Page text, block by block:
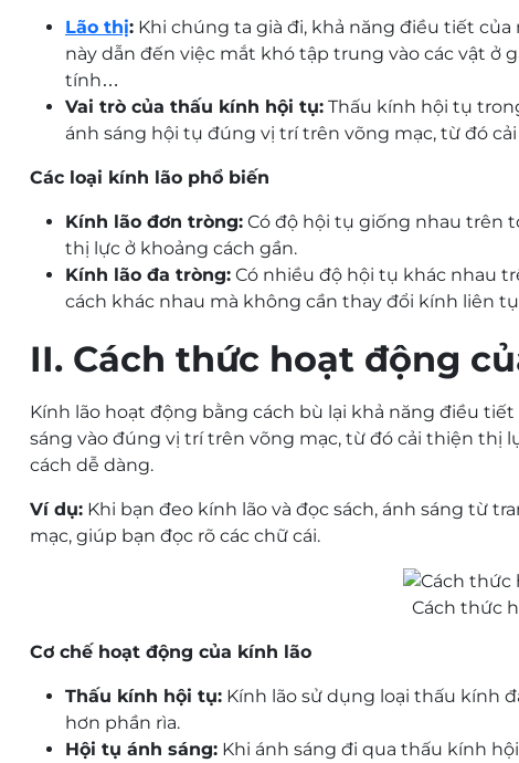
Lão thị: Khi chúng ta già đi, khả năng điều tiết
này dẫn đến việc mắt khó tập trung vào các vật ở
tính…
Vai trò của thấu kính hội tụ: Thấu kính hội tụ
ánh sáng hội tụ đúng vị trí trên võng mạc, từ đó
Các loại kính lão phổ biến
Kính lão đơn tròng: Có độ hội tụ giống nhau trên
thị lực ở khoảng cách gần.
Kính lão đa tròng: Có nhiều độ hội tụ khác nhau
cách khác nhau mà không cần thay đổi kính liên
II. Cách thức hoạt động
Kính lão hoạt động bằng cách bù lại khả năng điều
sáng vào đúng vị trí trên võng mạc, từ đó cải thiện thị
cách dễ dàng.
Ví dụ: Khi bạn đeo kính lão và đọc sách, ánh sáng từ
mạc, giúp bạn đọc rõ các chữ cái.
Cách thức
Cơ chế hoạt động của kính lão
Thấu kính hội tụ: Kính lão sử dụng loại thấu kính
hơn phần rìa.
Hội tụ ánh sáng: Khi ánh sáng đi qua thấu kính